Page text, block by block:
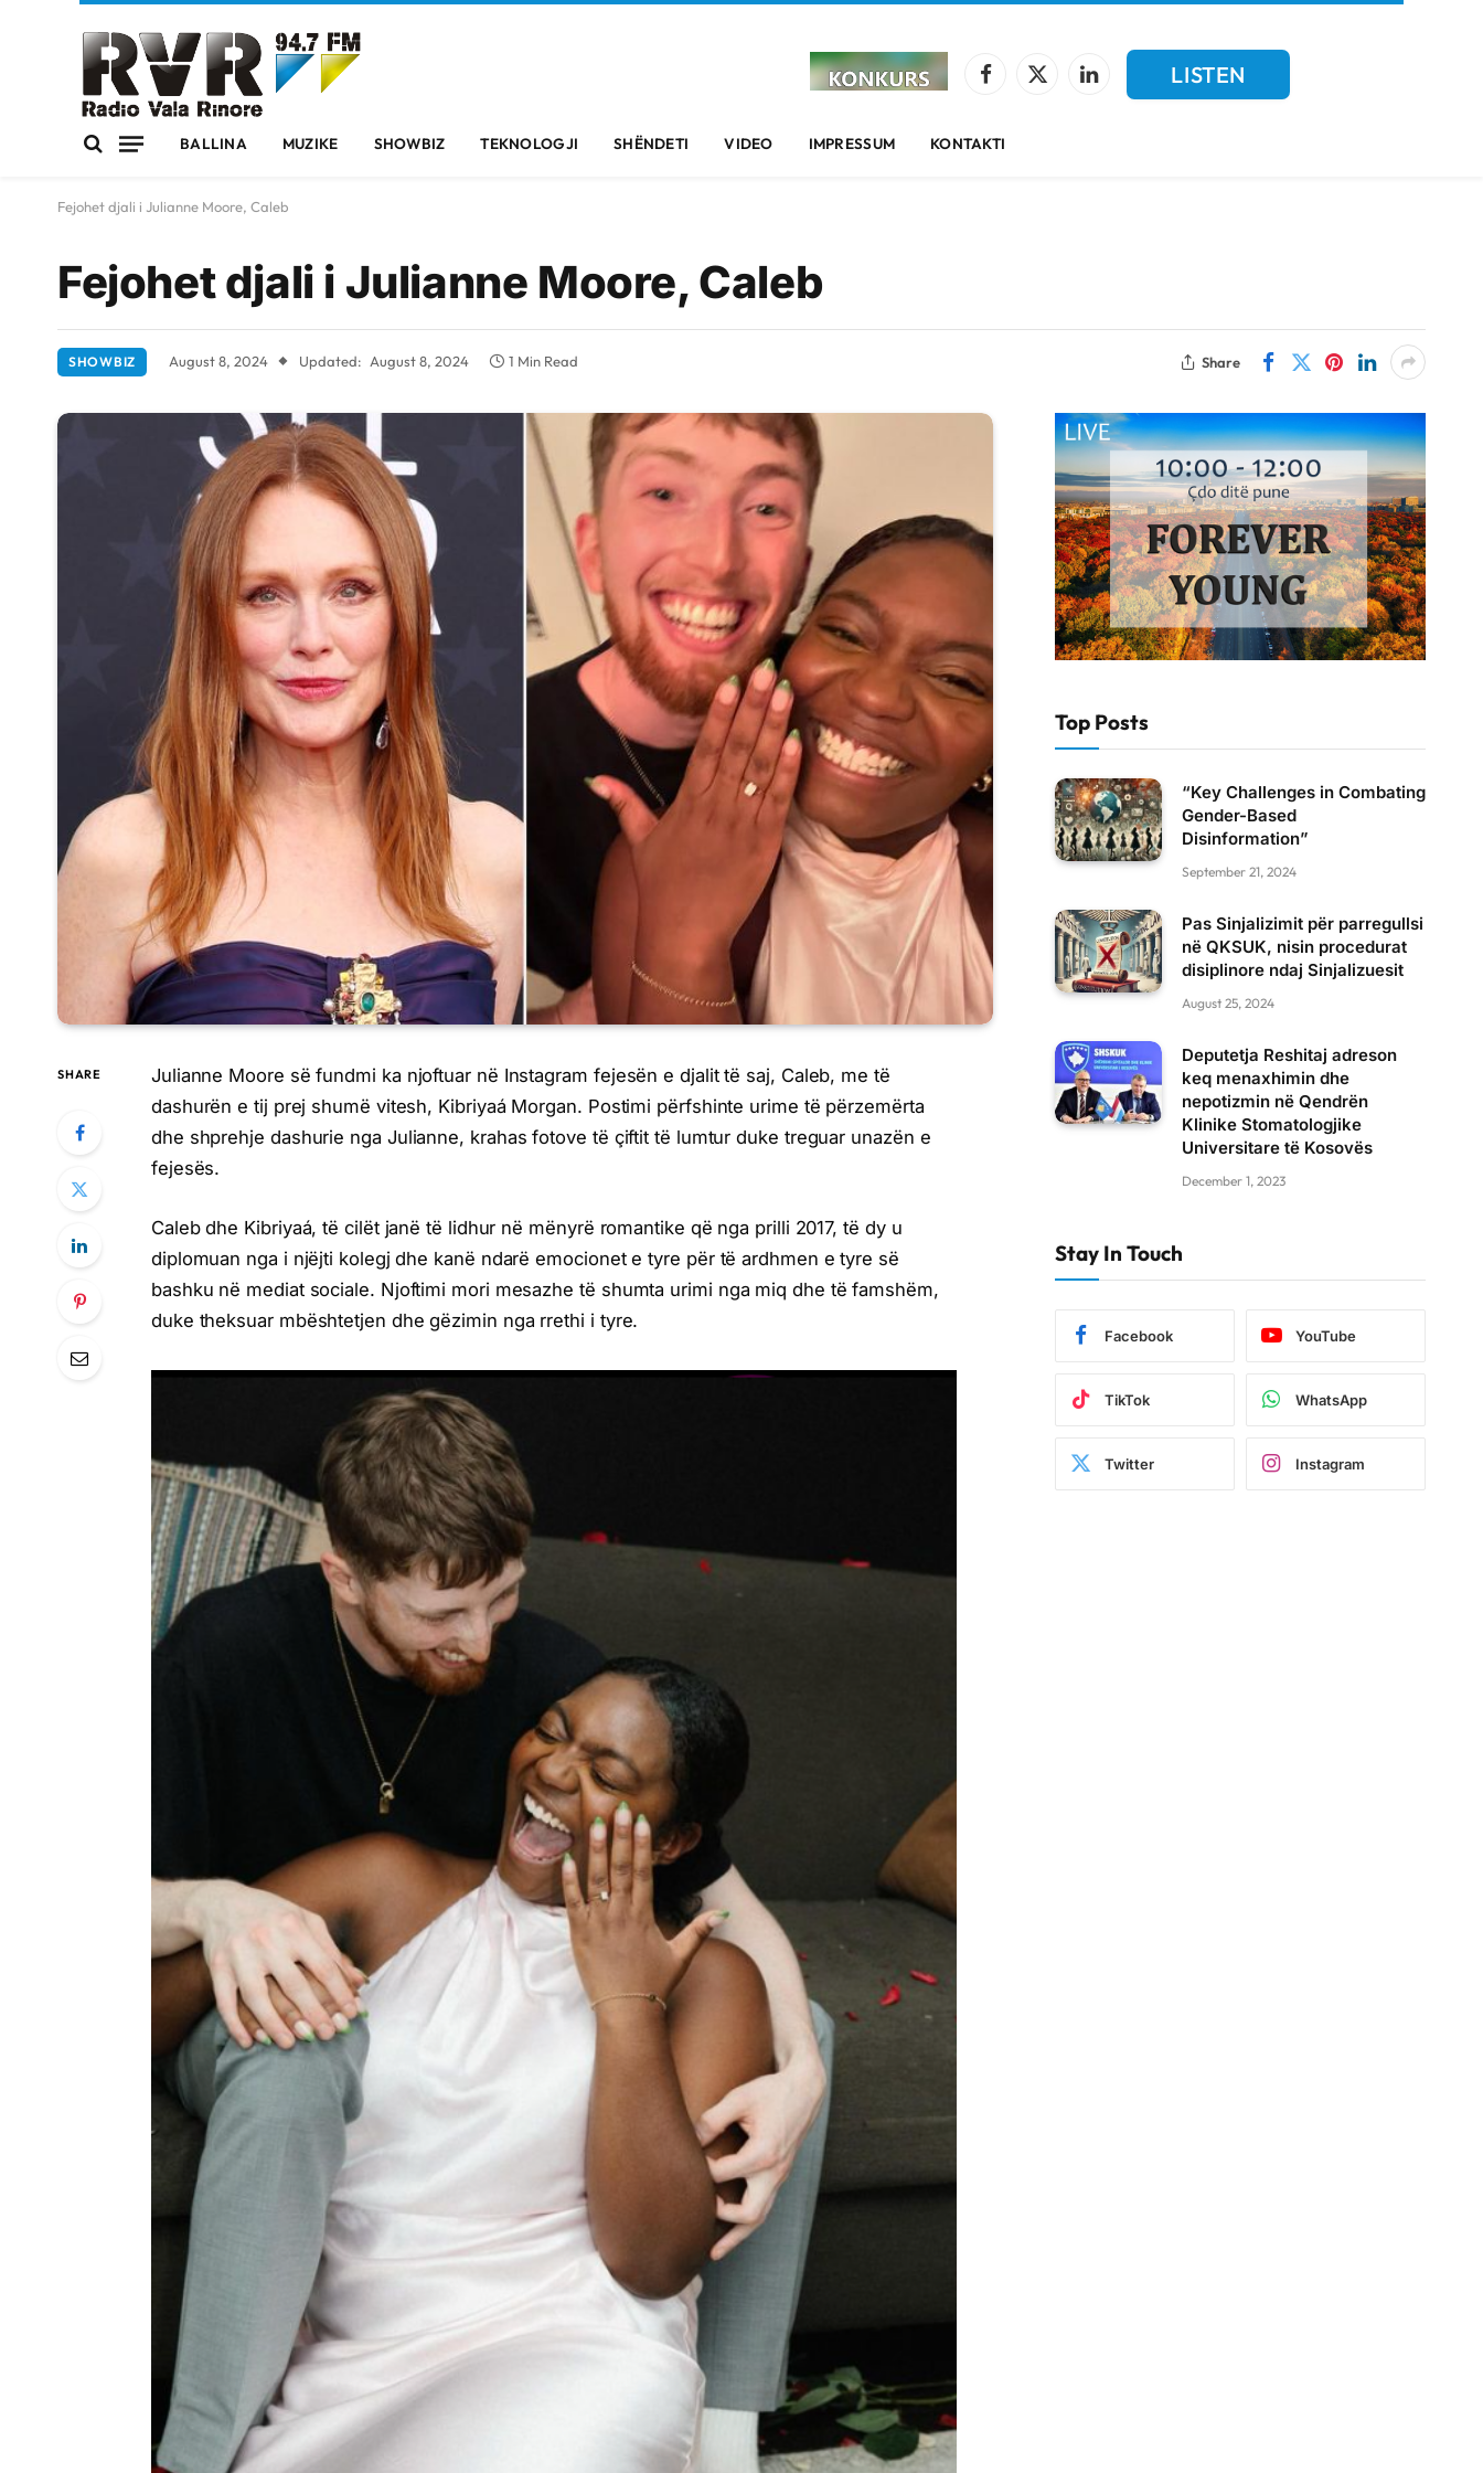
Facebook
X
LinkedIn
LISTEN
BALLINA MUZIKE SHOWBIZ TEKNOLOGJI SHËNDETI VIDEO IMPRESSUM KONTAKTI
Fejohet djali i Julianne Moore, Caleb
Fejohet djali i Julianne Moore, Caleb
SHOWBIZ August 8, 2024 Updated: August 8, 2024 1 Min Read Share
SHARE
Julianne Moore së fundmi ka njoftuar në Instagram fejesën e djalit të saj, Caleb, me të
dashurën e tij prej shumë vitesh, Kibriyaá Morgan. Postimi përfshinte urime të përzemërta
dhe shprehje dashurie nga Julianne, krahas fotove të çiftit të lumtur duke treguar unazën e
fejesës.
Caleb dhe Kibriyaá, të cilët janë të lidhur në mënyrë romantike që nga prilli 2017, të dy u
diplomuan nga i njëjti kolegj dhe kanë ndarë emocionet e tyre për të ardhmen e tyre së
bashku në mediat sociale. Njoftimi mori mesazhe të shumta urimi nga miq dhe të famshëm,
duke theksuar mbështetjen dhe gëzimin nga rrethi i tyre.
Top Posts
“Key Challenges in Combating
Gender-Based
Disinformation”
September 21, 2024
Pas Sinjalizimit për parregullsi
në QKSUK, nisin procedurat
disiplinore ndaj Sinjalizuesit
August 25, 2024
Deputetja Reshitaj adreson
keq menaxhimin dhe
nepotizmin në Qendrën
Klinike Stomatologjike
Universitare të Kosovës
December 1, 2023
Stay In Touch
Facebook YouTube
TikTok WhatsApp
Twitter Instagram